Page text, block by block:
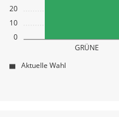
0
10
20
GRÜNE
Aktuelle Wahl